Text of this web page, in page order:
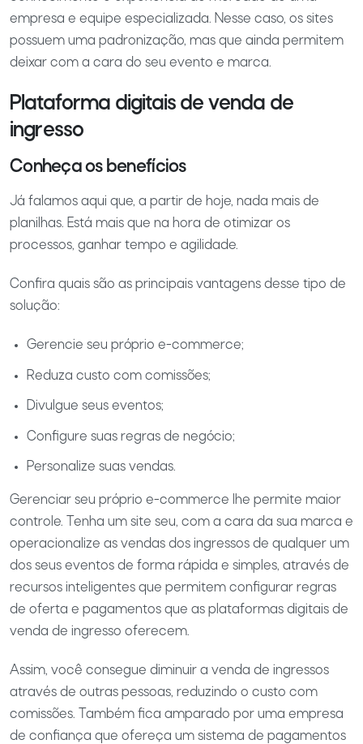
empresa e equipe especializada. Nesse caso, os sites
possuem uma padronização, mas que ainda permitem
deixar com a cara do seu evento e marca.
Plataforma digitais de venda de
ingresso
Conheça os benefícios
Já falamos aqui que, a partir de hoje, nada mais de
planilhas. Está mais que na hora de otimizar os
processos, ganhar tempo e agilidade.
Confira quais são as principais vantagens desse tipo de
solução:
Gerencie seu próprio e-commerce;
Reduza custo com comissões;
Divulgue seus eventos;
Configure suas regras de negócio;
Personalize suas vendas.
Gerenciar seu próprio e-commerce lhe permite maior
controle. Tenha um site seu, com a cara da sua marca e
operacionalize as vendas dos ingressos de qualquer um
dos seus eventos de forma rápida e simples, através de
recursos inteligentes que permitem configurar regras
de oferta e pagamentos que as plataformas digitais de
venda de ingresso oferecem.
Assim, você consegue diminuir a venda de ingressos
através de outras pessoas, reduzindo o custo com
comissões. Também fica amparado por uma empresa
de confiança que ofereça um sistema de pagamentos